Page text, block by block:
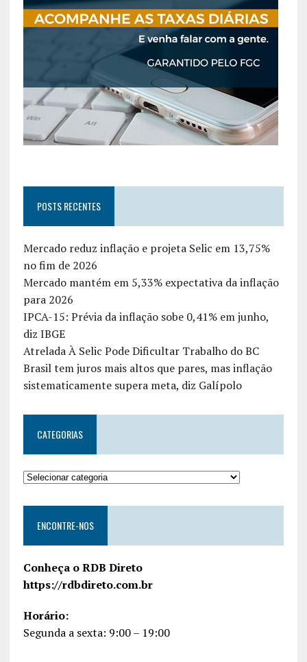
POSTS RECENTES
Mercado reduz inflação e projeta Selic em 13,75%
no fim de 2026
Mercado mantém em 5,33% expectativa da inflação
para 2026
IPCA-15: Prévia da inflação sobe 0,41% em junho,
diz IBGE
Atrelada À Selic Pode Dificultar Trabalho do BC
Brasil tem juros mais altos que pares, mas inflação
sistematicamente supera meta, diz Galípolo
CATEGORIAS
ENCONTRE-NOS
Conheça o RDB Direto
https://rdbdireto.com.br
Horário:
Segunda a sexta: 9:00 – 19:00